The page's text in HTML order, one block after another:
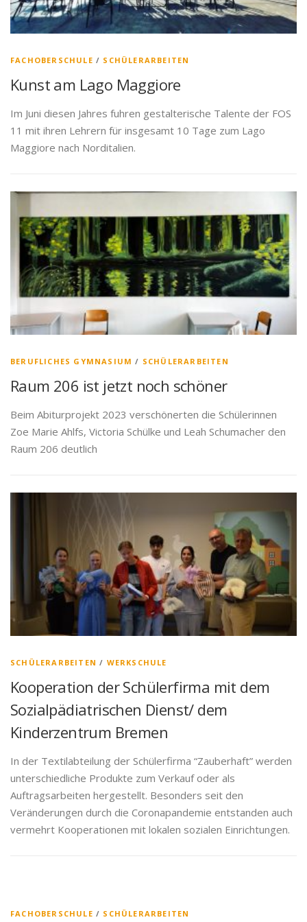
FACHOBERSCHULE / SCHÜLERARBEITEN
Kunst am Lago Maggiore
Im Juni diesen Jahres fuhren gestalterische Talente der FOS
11 mit ihren Lehrern für insgesamt 10 Tage zum Lago
Maggiore nach Norditalien.
BERUFLICHES GYMNASIUM / SCHÜLERARBEITEN
Raum 206 ist jetzt noch schöner
Beim Abiturprojekt 2023 verschönerten die Schülerinnen
Zoe Marie Ahlfs, Victoria Schülke und Leah Schumacher den
Raum 206 deutlich
SCHÜLERARBEITEN / WERKSCHULE
Kooperation der Schülerfirma mit dem
Sozialpädiatrischen Dienst/ dem
Kinderzentrum Bremen
In der Textilabteilung der Schülerfirma “Zauberhaft” werden
unterschiedliche Produkte zum Verkauf oder als
Auftragsarbeiten hergestellt. Besonders seit den
Veränderungen durch die Coronapandemie entstanden auch
vermehrt Kooperationen mit lokalen sozialen Einrichtungen.
FACHOBERSCHULE / SCHÜLERARBEITEN